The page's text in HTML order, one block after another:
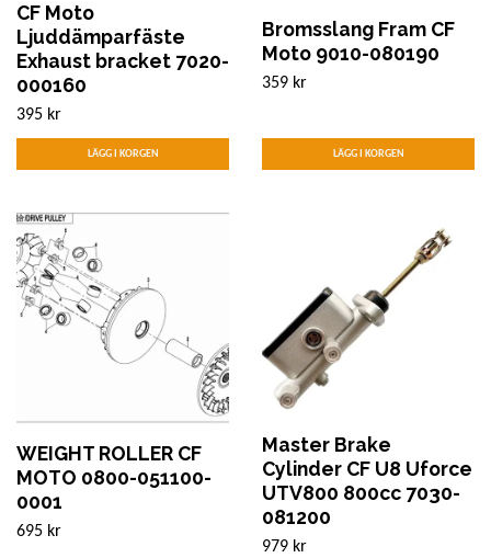
CF Moto
Ljuddämparfäste
Exhaust bracket 7020-
000160
395 kr
Bromsslang Fram CF
Moto 9010-080190
359 kr
WEIGHT ROLLER CF
MOTO 0800-051100-
0001
695 kr
Master Brake
Cylinder CF U8 Uforce
UTV800 800cc 7030-
081200
979 kr